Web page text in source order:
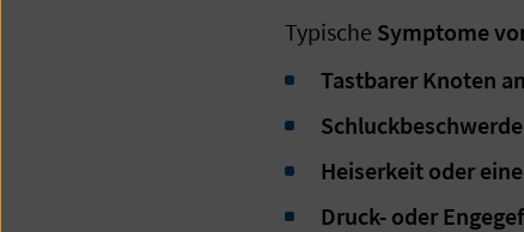
Typische Symptome
Tastbarer Knoten
Heiserkeit oder
Druck- oder